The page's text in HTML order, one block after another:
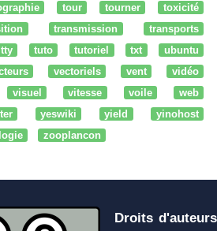
tour tourner
toxicité
transmission
transports
tty tuto tutoriel txt
ubuntu
vectoriels vent
vidéo
visuel vitesse voile
web
yeswiki yield
yinohost
zooplancon
Droits d'auteurs